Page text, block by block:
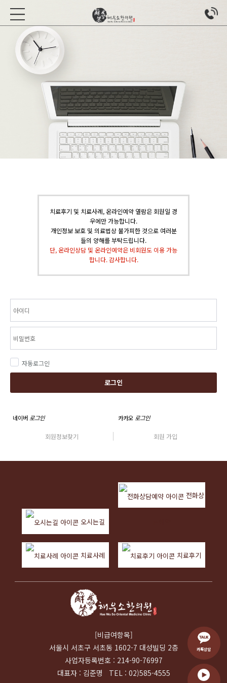
치료후기 및 치료사례, 온라인예약 열람은 회원일 경
우에만 가능합니다.
개인정보 보호 및 의료법상 불가피한 것으로 여러분
들의 양해를 부탁드립니다.
단, 온라인상담 및 온라인예약은 비회원도 이용 가능
합니다. 감사합니다.
자동로그인
로그인
네이버 로그인 카카오 로그인
회원정보찾기 회원 가입
카톡상담
오시는길
전화상
치료사례 치료후기
[비급여항목]
서울시 서초구 서초동 1602-7 대성빌딩 2층
사업자등록번호 : 214-90-76997
대표자 : 김준명 TEL : 02)585-4555